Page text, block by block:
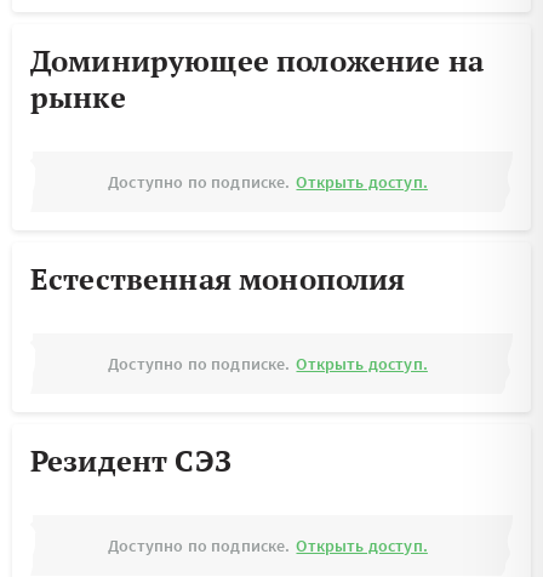
Доминирующее положение на
рынке
Доступно по подписке. Открыть доступ.
Естественная монополия
Доступно по подписке. Открыть доступ.
Резидент СЭЗ
Доступно по подписке. Открыть доступ.